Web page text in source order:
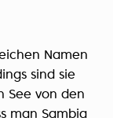
Namen
sind sie
See von den
man Sambia